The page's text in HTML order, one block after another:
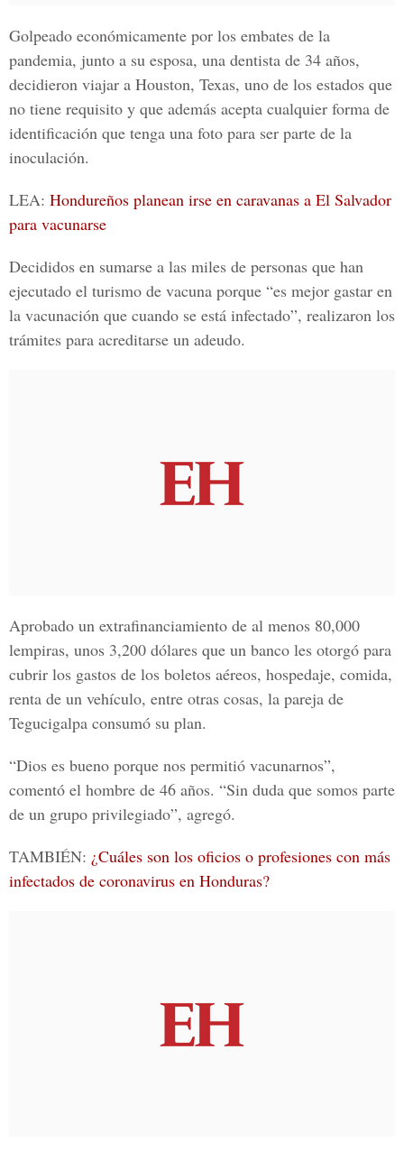
Golpeado económicamente por los embates de la
pandemia, junto a su esposa, una dentista de 34 años,
decidieron viajar a Houston, Texas, uno de los estados que
no tiene requisito y que además acepta cualquier forma de
identificación que tenga una foto para ser parte de la
inoculación.
LEA: Hondureños planean irse en caravanas a El Salvador
para vacunarse
Decididos en sumarse a las miles de personas que han
ejecutado el turismo de vacuna porque “es mejor gastar en
la vacunación que cuando se está infectado”, realizaron los
trámites para acreditarse un adeudo.
Aprobado un extrafinanciamiento de al menos 80,000
lempiras, unos 3,200 dólares que un banco les otorgó para
cubrir los gastos de los boletos aéreos, hospedaje, comida,
renta de un vehículo, entre otras cosas, la pareja de
Tegucigalpa consumó su plan.
“Dios es bueno porque nos permitió vacunarnos”,
comentó el hombre de 46 años. “Sin duda que somos parte
de un grupo privilegiado”, agregó.
TAMBIÉN: ¿Cuáles son los oficios o profesiones con más
infectados de coronavirus en Honduras?